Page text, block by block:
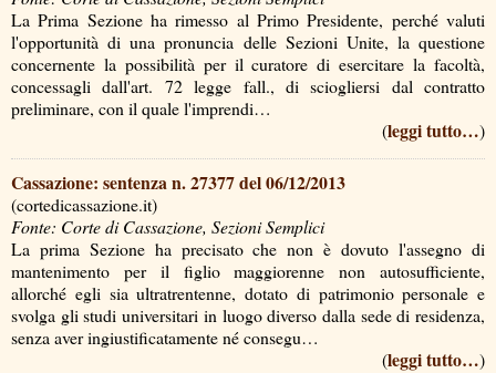
La Prima Sezione ha rimesso al Primo Presidente, perché valuti
l'opportunità di una pronuncia delle Sezioni Unite, la questione
concernente la possibilità per il curatore di esercitare la facoltà,
concessagli dall'art. 72 legge fall., di sciogliersi dal contratto
preliminare, con il quale l'imprendi…
(leggi tutto…)
Cassazione: sentenza n. 27377 del 06/12/2013
(cortedicassazione.it)
Fonte: Corte di Cassazione, Sezioni Semplici
La prima Sezione ha precisato che non è dovuto l'assegno di
mantenimento per il figlio maggiorenne non autosufficiente,
allorché egli sia ultratrentenne, dotato di patrimonio personale e
svolga gli studi universitari in luogo diverso dalla sede di residenza,
senza aver ingiustificatamente né consegu…
(leggi tutto…)